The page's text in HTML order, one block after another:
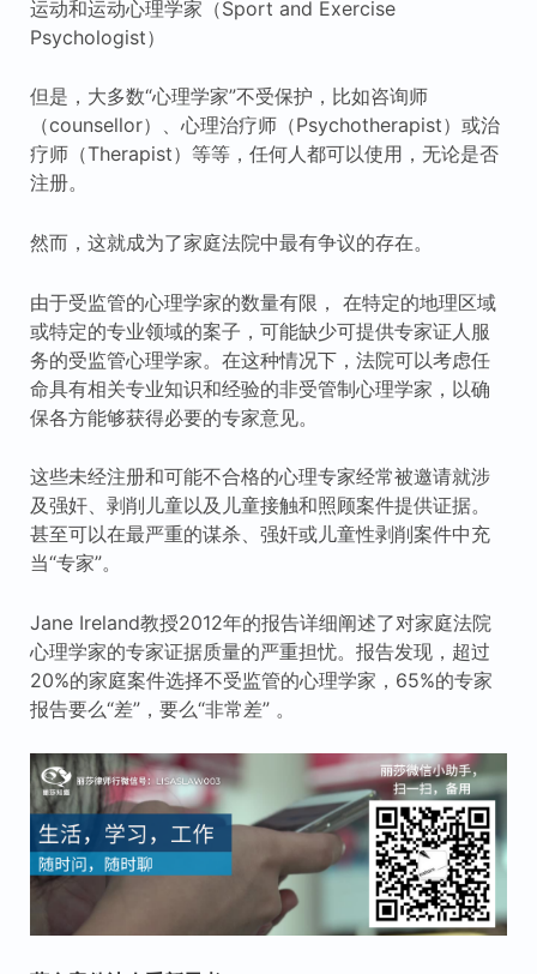
运动和运动心理学家（Sport and Exercise
Psychologist）
但是，大多数“心理学家”不受保护，比如咨询师
（counsellor）、心理治疗师（Psychotherapist）或治
疗师（Therapist）等等，任何人都可以使用，无论是否
注册。
然而，这就成为了家庭法院中最有争议的存在。
由于受监管的心理学家的数量有限， 在特定的地理区域
或特定的专业领域的案子，可能缺少可提供专家证人服
务的受监管心理学家。在这种情况下，法院可以考虑任
命具有相关专业知识和经验的非受管制心理学家，以确
保各方能够获得必要的专家意见。
这些未经注册和可能不合格的心理专家经常被邀请就涉
及强奸、剥削儿童以及儿童接触和照顾案件提供证据。
甚至可以在最严重的谋杀、强奸或儿童性剥削案件中充
当“专家”。
Jane Ireland教授2012年的报告详细阐述了对家庭法院
心理学家的专家证据质量的严重担忧。报告发现，超过
20%的家庭案件选择不受监管的心理学家，65%的专家
报告要么“差”，要么“非常差” 。